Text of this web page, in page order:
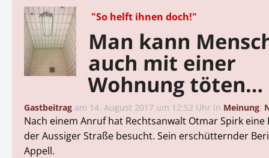
"So helft ihnen doch!"
Man kann
auch mit einer
Wohnung töten…
Gastbeitrag am 14. August 2017 um 12:52 Uhr in Meinung,
Nach einem Anruf hat Rechtsanwalt Otmar Spirk
der Aussiger Straße besucht. Sein erschütternder
Appell.